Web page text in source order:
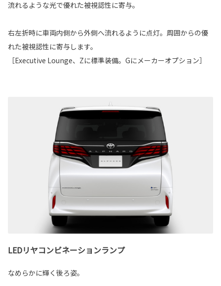
流れるような光で優れた被視認性に寄与。
右左折時に車両内側から外側へ流れるように点灯。周囲からの優
れた被視認性に寄与します。
［Executive Lounge、Zに標準装備。Gにメーカーオプション］
LEDリヤコンビネーションランプ
なめらかに輝く後ろ姿。